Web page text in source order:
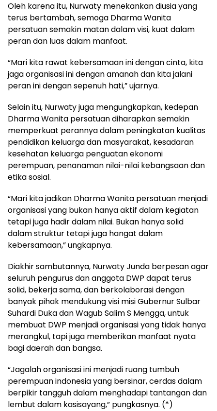
Oleh karena itu, Nurwaty menekankan diusia yang
terus bertambah, semoga Dharma Wanita
persatuan semakin matan dalam visi, kuat dalam
peran dan luas dalam manfaat.
“Mari kita rawat kebersamaan ini dengan cinta, kita
jaga organisasi ini dengan amanah dan kita jalani
peran ini dengan sepenuh hati,” ujarnya.
Selain itu, Nurwaty juga mengungkapkan, kedepan
Dharma Wanita persatuan diharapkan semakin
memperkuat perannya dalam peningkatan kualitas
pendidikan keluarga dan masyarakat, kesadaran
kesehatan keluarga penguatan ekonomi
perempuan, penanaman nilai-nilai kebangsaan dan
etika sosial.
“Mari kita jadikan Dharma Wanita persatuan menjadi
organisasi yang bukan hanya aktif dalam kegiatan
tetapi juga hadir dalam nilai. Bukan hanya solid
dalam struktur tetapi juga hangat dalam
kebersamaan,” ungkapnya.
Diakhir sambutannya, Nurwaty Junda berpesan agar
seluruh pengurus dan anggota DWP dapat terus
solid, bekerja sama, dan berkolaborasi dengan
banyak pihak mendukung visi misi Gubernur Sulbar
Suhardi Duka dan Wagub Salim S Mengga, untuk
membuat DWP menjadi organisasi yang tidak hanya
merangkul, tapi juga memberikan manfaat nyata
bagi daerah dan bangsa.
“Jagalah organisasi ini menjadi ruang tumbuh
perempuan indonesia yang bersinar, cerdas dalam
berpikir tangguh dalam menghadapi tantangan dan
lembut dalam kasisayang,” pungkasnya. (*)